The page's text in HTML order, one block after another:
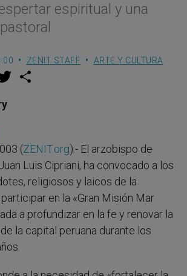
espiritual y una
ZENIT STAFF ARTE Y CULTURA
w
(ZENIT.org).- El arzobispo de
Luis Cipriani, ha convocado a los
religiosos y laicos de la
en la «Gran Misión Mar
a profundizar en la fe y renovar la
la capital peruana durante los